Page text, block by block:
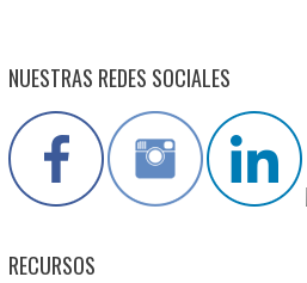
NUESTRAS REDES SOCIALES
RECURSOS